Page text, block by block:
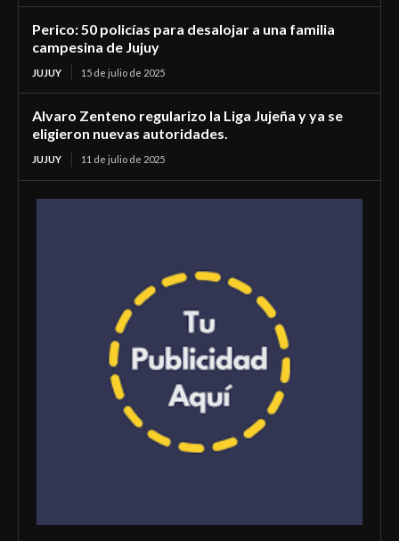
Perico: 50 policías para desalojar a una familia
campesina de Jujuy
JUJUY 15 de julio de 2025
Alvaro Zenteno regularizo la Liga Jujeña y ya se
eligieron nuevas autoridades.
JUJUY 11 de julio de 2025